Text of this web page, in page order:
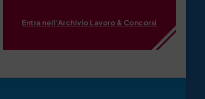
Entra nell'Archivio Lavoro & Concorsi